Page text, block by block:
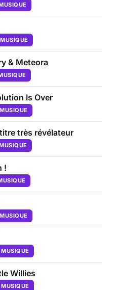
MUSIQUE
& Meteora
Is Over
MUSIQUE
très révélateur
!
MUSIQUE
MUSIQUE
Willies
MUSIQUE